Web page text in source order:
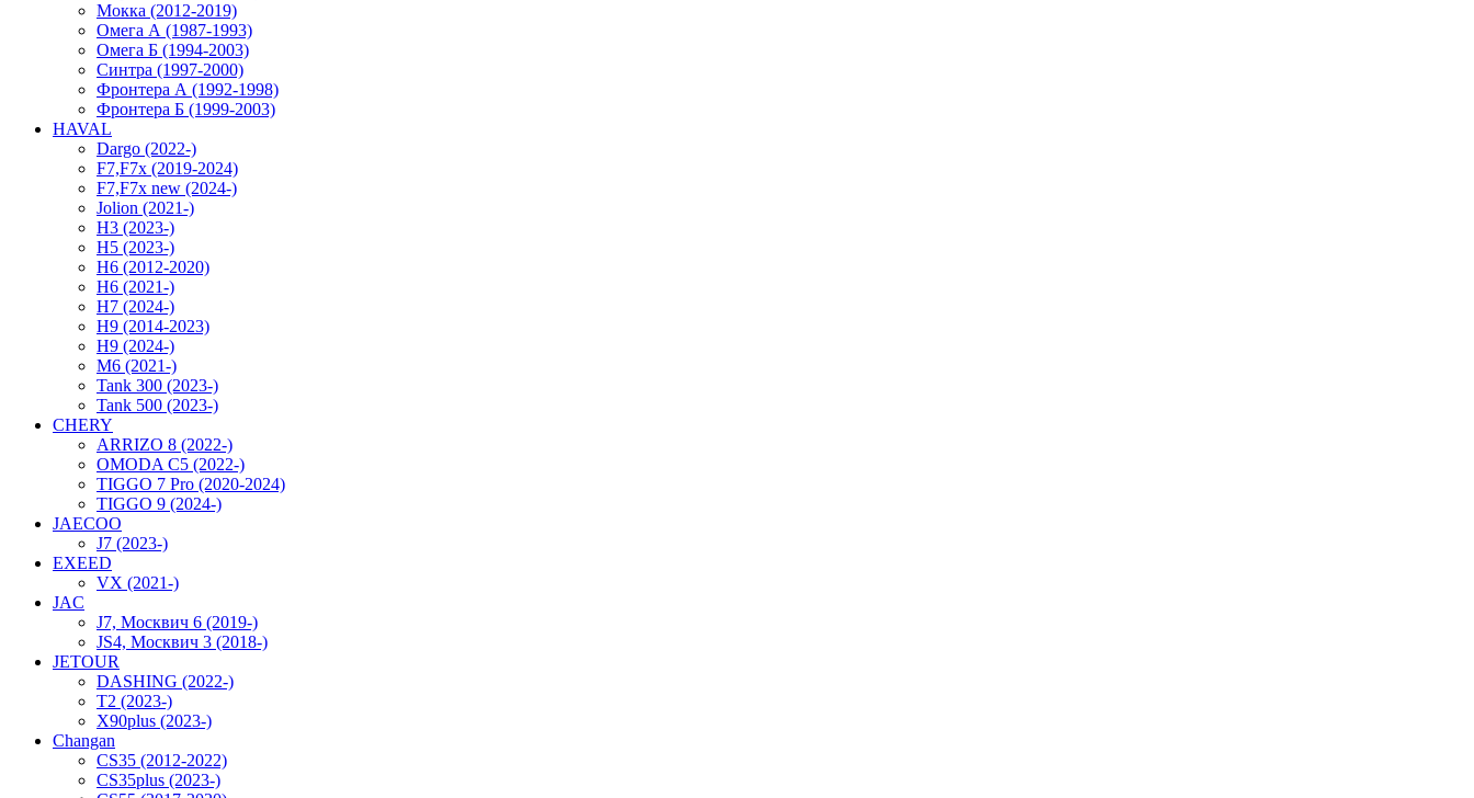
Мокка (2012-2019)
Омега А (1987-1993)
Омега Б (1994-2003)
Синтра (1997-2000)
Фронтера А (1992-1998)
Фронтера Б (1999-2003)
HAVAL
Dargo (2022-)
F7,F7x (2019-2024)
F7,F7x new (2024-)
Jolion (2021-)
H3 (2023-)
H5 (2023-)
H6 (2012-2020)
H6 (2021-)
H7 (2024-)
H9 (2014-2023)
H9 (2024-)
M6 (2021-)
Tank 300 (2023-)
Tank 500 (2023-)
CHERY
ARRIZO 8 (2022-)
OMODA C5 (2022-)
TIGGO 7 Pro (2020-2024)
TIGGO 9 (2024-)
JAECOO
J7 (2023-)
EXEED
VX (2021-)
JAC
J7, Москвич 6 (2019-)
JS4, Москвич 3 (2018-)
JETOUR
DASHING (2022-)
T2 (2023-)
X90plus (2023-)
Changan
CS35 (2012-2022)
CS35plus (2023-)